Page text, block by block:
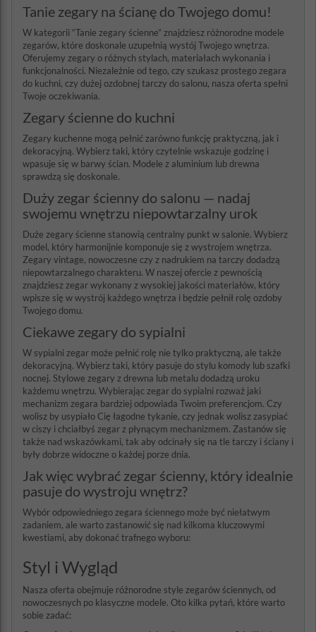
Tanie zegary na ścianę do Twojego domu!
W kategorii “Tanie zegary ścienne” znajdziesz różnorodne modele
zegarów, które doskonale uzupełnią wystój Twojego wnętrza.
Oferujemy zegary o różnych stylach, materiałach wykonania i
funkcjonalności. Niezależnie od tego, czy szukasz prostego zegara
do kuchni, czy dużej ozdobnej tarczy do salonu, nasza oferta spełni
Twoje oczekiwania.
Zegary ścienne do kuchni
Zegary kuchenne mogą pełnić zarówno funkcję praktyczną, jak i
dekoracyjną. Wybierz taki, który czytelnie wskazuje godzinę i
wpasuje się w barwy ścian. Modele z aluminium lub drewna
sprawdzą się doskonale.
Duży zegar ścienny do salonu — nadaj
swojemu wnętrzu niepowtarzalny urok
Duże zegary ścienne stanowią centralny punkt w salonie. Wybierz
model, który harmonijnie komponuje się z wystrojem wnętrza.
Zegary vintage, nowoczesne czy z nadrukiem na tarczy dodadzą
niepowtarzalnego charakteru. W naszej ofercie z pewnością
znajdziesz zegar wykonany z wysokiej jakości materiałów, który
wpisze się w wystrój każdego wnętrza i będzie pełnił rolę ozdoby
Twojego domu.
Ciekawe zegary do sypialni
W sypialni zegar może pełnić rolę nie tylko praktyczną, ale także
dekoracyjną. Wybierz taki, który pasuje do stylu komody lub szafki
nocnej. Stylowe zegary z drewna lub metalu dodadzą uroku
każdemu wnętrzu. Wybierając zegar do sypialni rozważ jaki
mechanizm zegara bardziej odpowiada Twoim preferencjom. Czy
wolisz by usypiało Cię łagodne tykanie, czy jednak wolisz zasypiać
w ciszy i chciałbyś zegar z płynącym mechanizmem. Zastanów się
także nad wskazówkami, tak aby odcinały się na tle tarczy i ściany i
były dobrze widoczne o każdej porze dnia.
Jak więc wybrać zegar ścienny, który idealnie
pasuje do wystroju wnętrz?
Wybór odpowiedniego zegara ściennego może być niełatwym
zadaniem, ale warto zastanowić się nad kilkoma kluczowymi
kwestiami, aby dokonać trafnego wyboru:
Styl i Wygląd
Nasza oferta obejmuje różnorodne style zegarów ściennych, od
nowoczesnych po klasyczne modele. Oto kilka pytań, które warto
sobie zadać: